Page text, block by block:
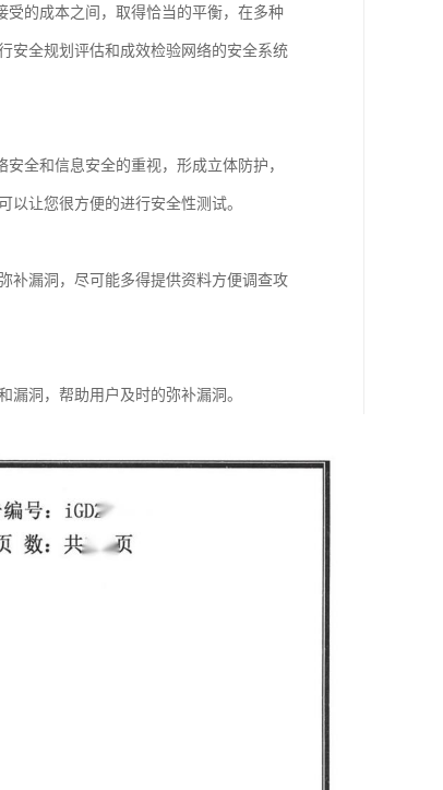
的成本之间，取得恰当的平衡，在多种
安全规划评估和成效检验网络的安全系统
全和信息安全的重视，形成立体防护，
让您很方便的进行安全性测试。
补漏洞，尽可能多得提供资料方便调查攻
洞，帮助用户及时的弥补漏洞。